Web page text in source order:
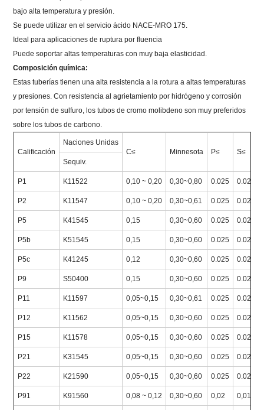
bajo alta temperatura y presión.
Se puede utilizar en el servicio ácido NACE-MRO 175.
Ideal para aplicaciones de ruptura por fluencia
Puede soportar altas temperaturas con muy baja elasticidad.
Composición química:
Estas tuberías tienen una alta resistencia a la rotura a altas temperaturas
y presiones.Con resistencia al agrietamiento por hidrógeno y corrosión
por tensión de sulfuro, los tubos de cromo molibdeno son muy preferidos
sobre los tubos de carbono.
Calificación
Naciones Unidas
C≤
Minnesota P≤ S≤
Sequiv.
P1 K11522 0,10 ~ 0,20 0,30~0,80 0.025 0.025
P2 K11547 0,10 ~ 0,20 0,30~0,61 0.025 0.025
P5 K41545 0,15 0,30~0,60 0.025 0.025
P5b K51545 0,15 0,30~0,60 0.025 0.025
P5c K41245 0,12 0,30~0,60 0.025 0.025
P9 S50400 0,15 0,30~0,60 0.025 0.025
P11 K11597 0,05~0,15 0,30~0,61 0.025 0.025
P12 K11562 0,05~0,15 0,30~0,60 0.025 0.025
P15 K11578 0,05~0,15 0,30~0,60 0.025 0.025
P21 K31545 0,05~0,15 0,30~0,60 0.025 0.025
P22 K21590 0,05~0,15 0,30~0,60 0.025 0.025
P91 K91560 0,08 ~ 0,12 0,30~0,60 0,02 0,01